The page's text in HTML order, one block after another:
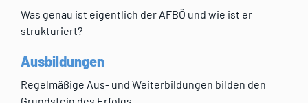
Was genau ist eigentlich der AFBÖ und wie ist er
strukturiert?
Ausbildungen
Regelmäßige Aus- und Weiterbildungen bilden den
Grundstein des Erfolgs.